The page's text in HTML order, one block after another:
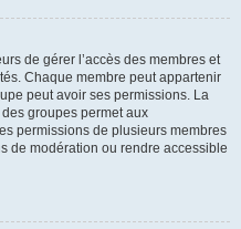
de gérer l’accès des membres et
Chaque membre peut appartenir
peut avoir ses permissions. La
groupes permet aux
permissions de plusieurs membres
de modération ou rendre accessible